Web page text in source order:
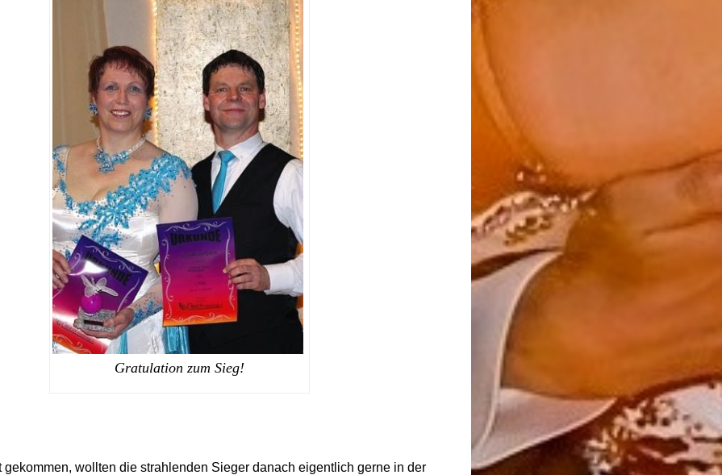
Gratulation zum Sieg!
gekommen, wollten die strahlenden Sieger danach eigentlich gerne in der